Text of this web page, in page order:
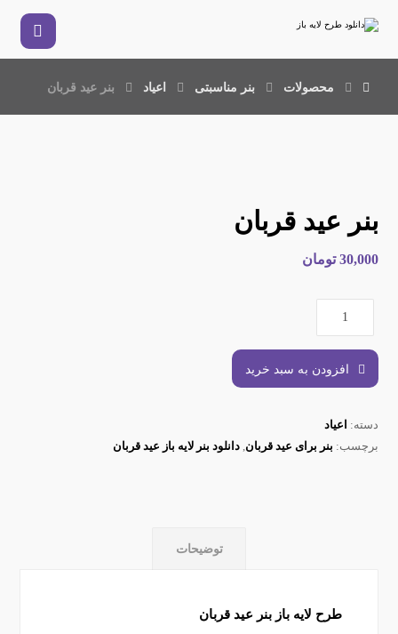
محصولات بنر مناسبتی اعیاد بنر عید قربان
بنر عید قربان
30,000 تومان
افزودن به سبد خرید
دسته: اعیاد
برچسب: بنر برای عید قربان,دانلود بنر لایه باز عید قربان
توضیحات
طرح لایه باز بنر عید قربان